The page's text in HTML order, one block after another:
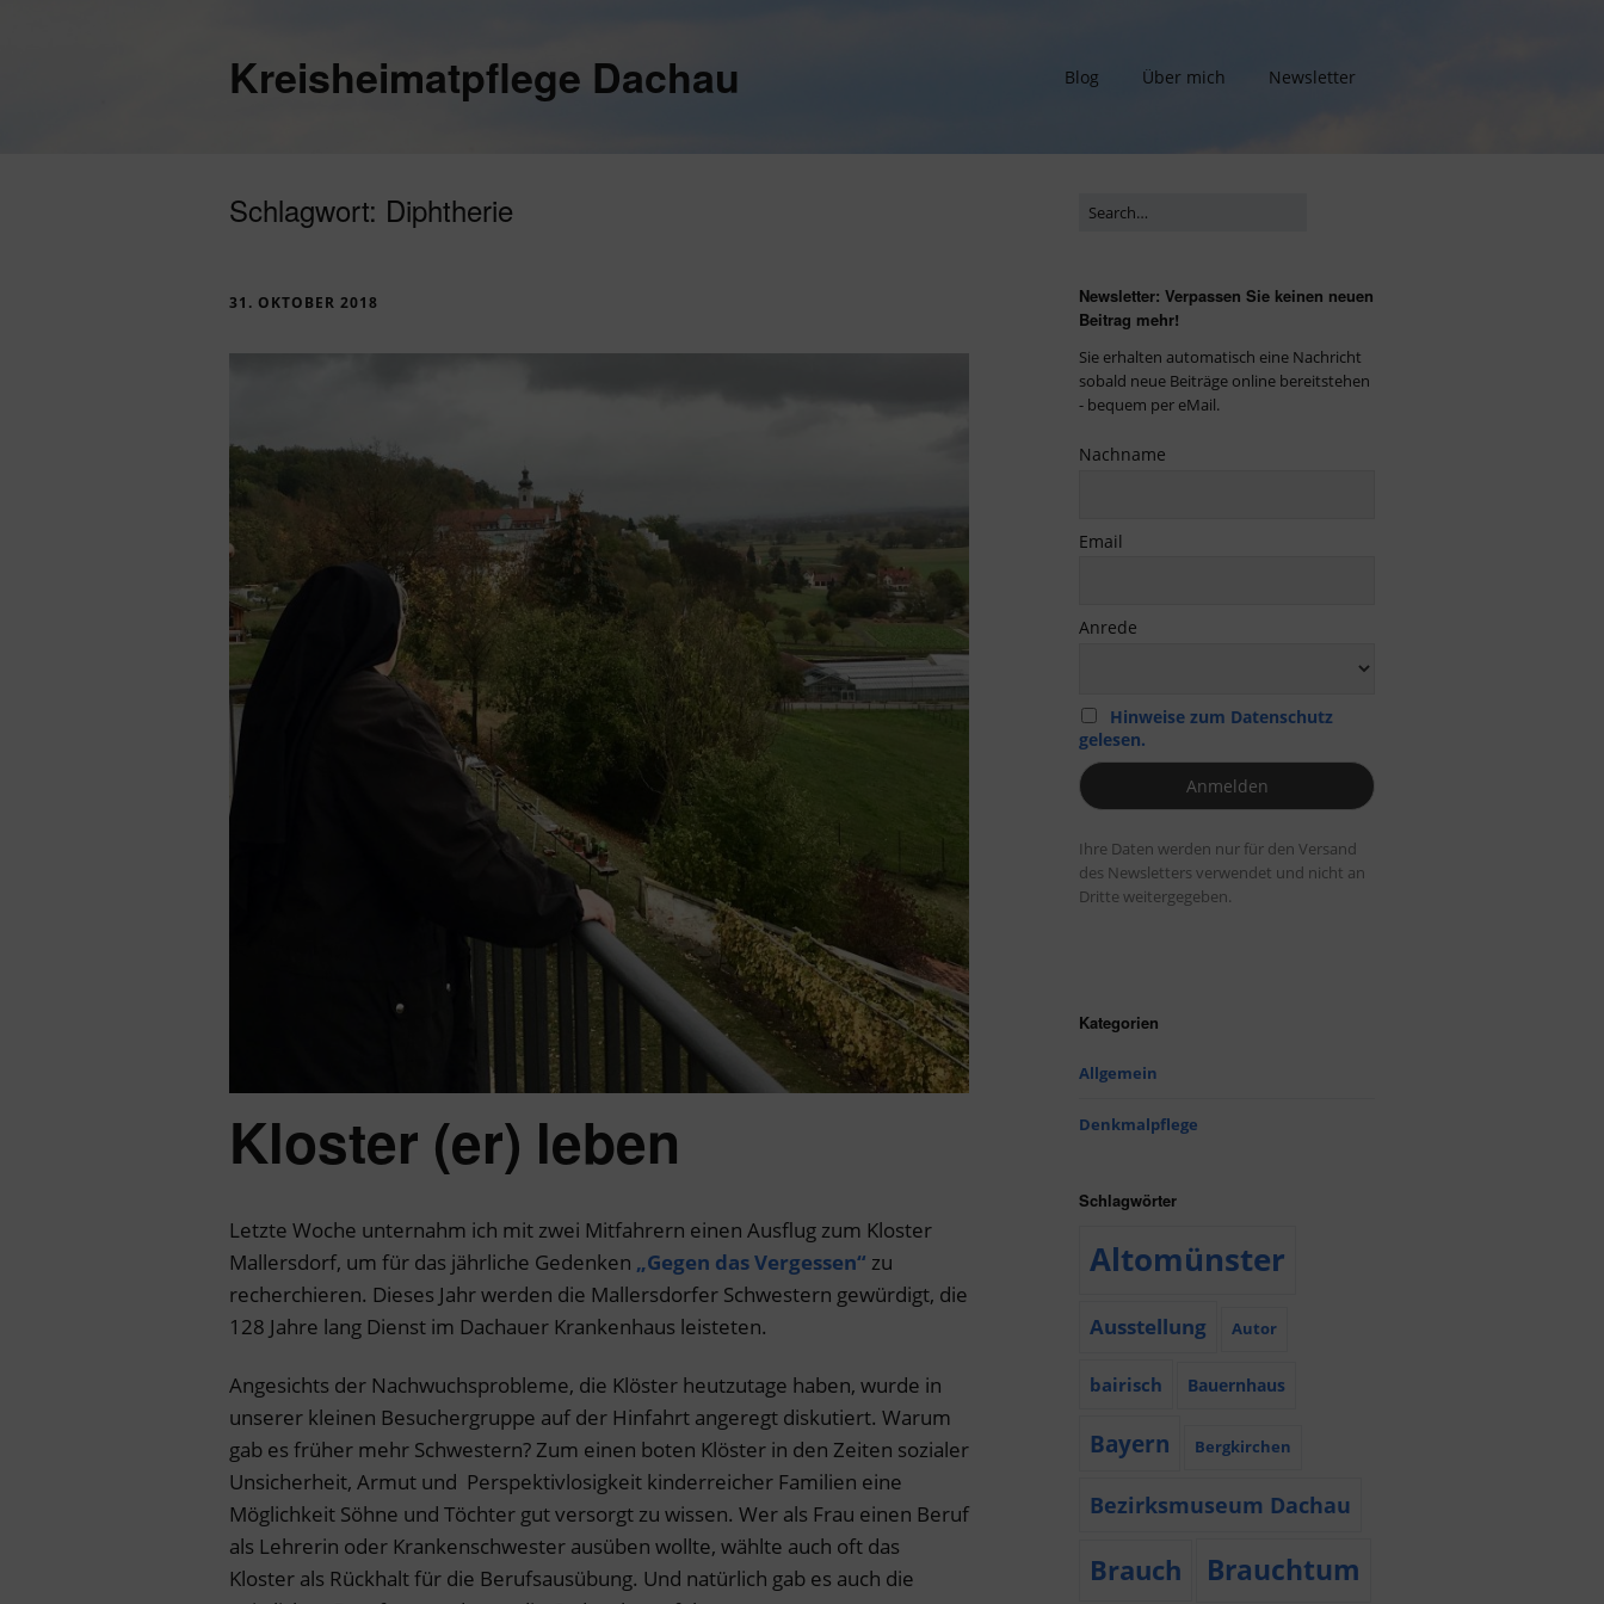
Kreisheimatpflege Dachau Blog Über mich Newsletter
Schlagwort: Diphtherie
31. OKTOBER 2018
Kloster (er) leben
Letzte Woche unternahm ich mit zwei Mitfahrern einen Ausflug zum Kloster
Mallersdorf, um für das jährliche Gedenken „Gegen das Vergessen“ zu
recherchieren. Dieses Jahr werden die Mallersdorfer Schwestern gewürdigt, die
128 Jahre lang Dienst im Dachauer Krankenhaus leisteten.
Angesichts der Nachwuchsprobleme, die Klöster heutzutage haben, wurde in
unserer kleinen Besuchergruppe auf der Hinfahrt angeregt diskutiert. Warum
gab es früher mehr Schwestern? Zum einen boten Klöster in den Zeiten sozialer
Unsicherheit, Armut und Perspektivlosigkeit kinderreicher Familien eine
Möglichkeit Söhne und Töchter gut versorgt zu wissen. Wer als Frau einen Beruf
als Lehrerin oder Krankenschwester ausüben wollte, wählte auch oft das
Kloster als Rückhalt für die Berufsausübung. Und natürlich gab es auch die
Newsletter: Verpassen Sie keinen neuen
Beitrag mehr!
Sie erhalten automatisch eine Nachricht
sobald neue Beiträge online bereitstehen
- bequem per eMail.
Nachname
Email
Anrede
Hinweise zum Datenschutz
gelesen.
Ihre Daten werden nur für den Versand
des Newsletters verwendet und nicht an
Dritte weitergegeben.
Kategorien
Allgemein
Denkmalpflege
Schlagwörter
Altomünster
Ausstellung Autor
bairisch Bauernhaus
Bayern Bergkirchen
Bezirksmuseum Dachau
Brauch Brauchtum